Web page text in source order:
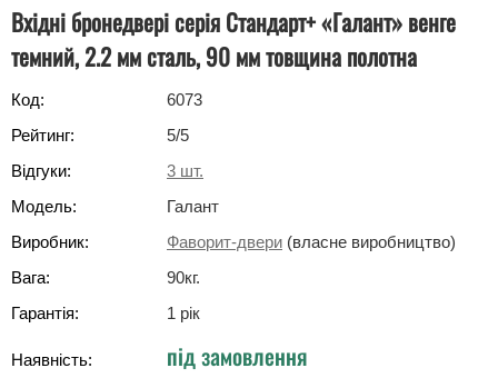
Вхідні бронедвері серія Стандарт+ «Галант» венге
темний, 2.2 мм сталь, 90 мм товщина полотна
Код:
6073
Рейтинг:
5/5
Відгуки:
3 шт.
Модель:
Галант
Виробник:
Фаворит-двери (власне виробництво)
Вага:
90кг.
Гарантія:
1 рік
Наявність: під замовлення